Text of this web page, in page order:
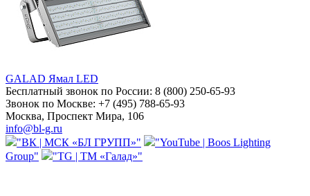
GALAD Ямал LED
Бесплатный звонок по России: 8 (800) 250-65-93
Звонок по Москве: +7 (495) 788-65-93
Москва, Проспект Мира, 106
info@bl-g.ru
"ВК | МСК «БЛ ГРУПП»"
"YouTube | Boos Lighting
Group"
"TG | ТМ «Галад»"